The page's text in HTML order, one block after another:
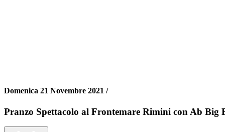
Domenica 21 Novembre 2021 /
Pranzo Spettacolo al Frontemare Rimini con Ab Big